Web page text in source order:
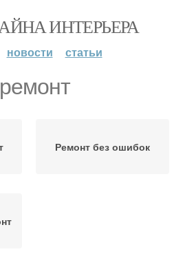
ИНТЕРЬЕРА
новости статьи
Ремонт без ошибок